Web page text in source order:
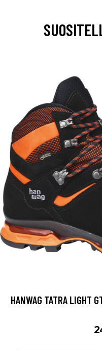
HANWAG TATRA LIGHT